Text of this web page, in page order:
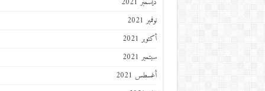
نوفمبر 2021
أكتوبر 2021
سبتمبر 2021
أغسطس 2021